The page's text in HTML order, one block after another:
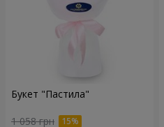
Букет "Пастила"
1 058 грн